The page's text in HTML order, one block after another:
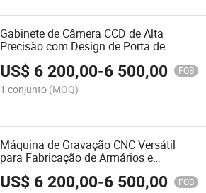
Gabinete de Câmera CCD de Alta
Precisão com Design de Porta de
US$ 6 200,00-6 500,00 FOB
1 conjunto (MOQ)
Máquina de Gravação CNC Versátil
para Fabricação de Armários e
Banquetas
US$ 6 200,00-6 500,00 FOB